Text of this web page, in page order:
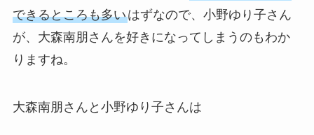
できるところも多いはずなので、小野ゆり子さん
が、大森南朋さんを好きになってしまうのもわか
りますね。
大森南朋さんと小野ゆり子さんは